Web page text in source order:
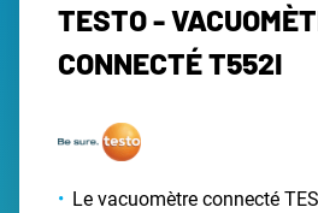
TESTO -
CONNECTÉ T552I
Le vacuomètre connecté